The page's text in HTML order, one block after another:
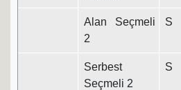
Alan Seçmeli
2
S
Serbest
Seçmeli 2
S